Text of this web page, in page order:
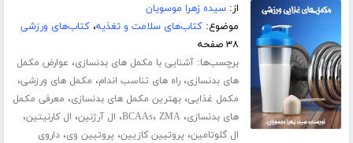
از:سیده زهرا موسویان
موضوع:کتاب‌های سلامت و تغذیه،کتاب‌های ورزشی
۳۸ صفحه
برچسب‌ها:آشنایی با مکمل های بدنسازی، عوارض مکمل
های بدنسازی،راه های تناسب اندام، مکمل های ورزشی،
مکمل غذایی،بهترین مکمل های بدنسازی، معرفی مکمل
های بدنسازی، BCAAs، ZMA ، ال آرژنین، ال کارنیتین،
ال گلوتامین، پروتیین کازیین، پروتیین وی،داروی